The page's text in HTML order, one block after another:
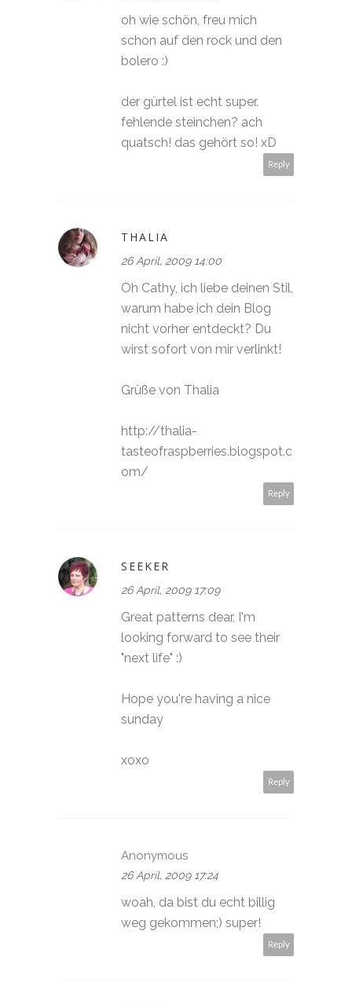
oh wie schön, freu mich
schon auf den rock und den
bolero :)
der gürtel ist echt super.
fehlende steinchen? ach
quatsch! das gehört so! xD
Reply
THALIA
26 April, 2009 14:00
Oh Cathy, ich liebe deinen Stil,
warum habe ich dein Blog
nicht vorher entdeckt? Du
wirst sofort von mir verlinkt!
Grüße von Thalia
http://thalia-
tasteofraspberries.blogspot.c
om/
Reply
SEEKER
26 April, 2009 17:09
Great patterns dear, I'm
looking forward to see their
"next life" :)
Hope you're having a nice
sunday
xoxo
Reply
Anonymous
26 April, 2009 17:24
woah, da bist du echt billig
weg gekommen;) super!
Reply